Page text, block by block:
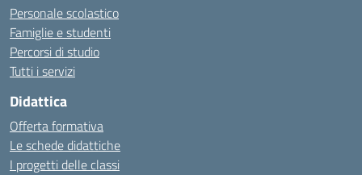
Personale scolastico
Famiglie e studenti
Percorsi di studio
Tutti i servizi
Didattica
Offerta formativa
Le schede didattiche
I progetti delle classi